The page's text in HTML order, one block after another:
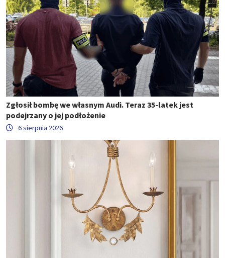
Zgłosił bombę we własnym Audi. Teraz 35-latek jest
podejrzany o jej podłożenie
6 sierpnia 2026